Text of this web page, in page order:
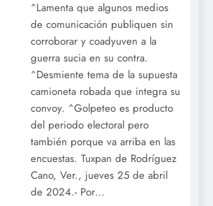
^Lamenta que algunos medios
de comunicación publiquen sin
corroborar y coadyuven a la
guerra sucia en su contra.
^Desmiente tema de la supuesta
camioneta robada que integra su
convoy. ^Golpeteo es producto
del periodo electoral pero
también porque va arriba en las
encuestas. Tuxpan de Rodríguez
Cano, Ver., jueves 25 de abril
de 2024.- Por…